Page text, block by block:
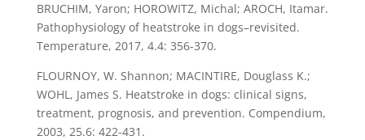
BRUCHIM, Yaron; HOROWITZ, Michal; AROCH, Itamar.
Pathophysiology of heatstroke in dogs–revisited.
Temperature, 2017, 4.4: 356-370.
FLOURNOY, W. Shannon; MACINTIRE, Douglass K.;
WOHL, James S. Heatstroke in dogs: clinical signs,
treatment, prognosis, and prevention. Compendium,
2003, 25.6: 422-431.